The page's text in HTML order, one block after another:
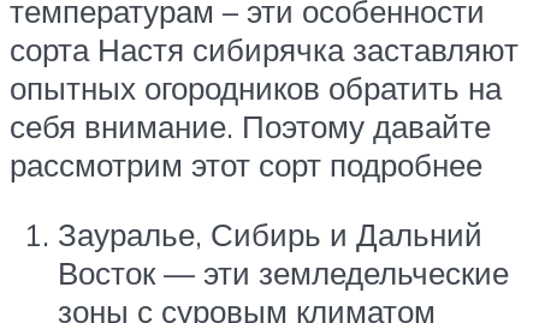
температурам – эти особенности
сорта Настя сибирячка заставляют
опытных огородников обратить на
себя внимание. Поэтому давайте
рассмотрим этот сорт подробнее
Зауралье, Сибирь и Дальний
Восток — эти земледельческие
зоны с суровым климатом